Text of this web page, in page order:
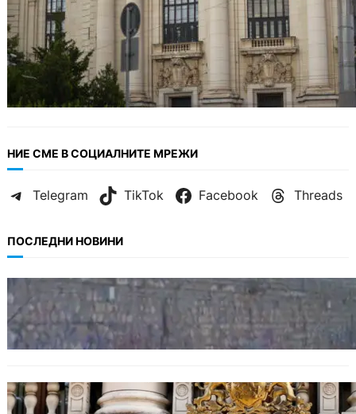
НИЕ СМЕ В СОЦИАЛНИТЕ МРЕЖИ
Telegram TikTok Facebook Threads
ПОСЛЕДНИ НОВИНИ
БЪЛГАРИЯ
Ограничават движението по улица
„Вълноломна“ във Варна
БЪЛГАРИЯ
Дрон навлезе в България край границата с